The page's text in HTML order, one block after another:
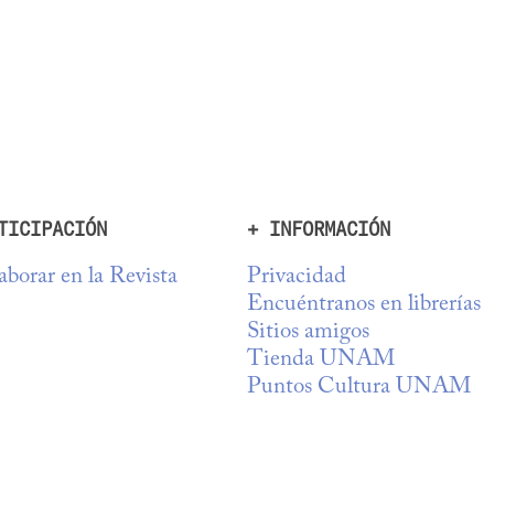
en la Revista
+ INFORMACIÓN
Privacidad
Encuéntranos en librerías
Sitios amigos
Tienda UNAM
Puntos Cultura UNAM